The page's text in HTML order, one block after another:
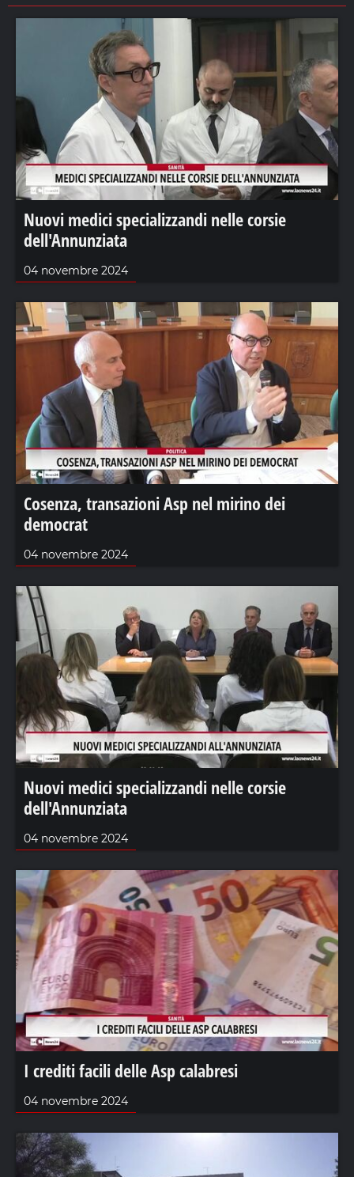
Nuovi medici specializzandi nelle corsie
dell'Annunziata
04 novembre 2024
Cosenza, transazioni Asp nel mirino dei
democrat
04 novembre 2024
Nuovi medici specializzandi nelle corsie
dell'Annunziata
04 novembre 2024
I crediti facili delle Asp calabresi
04 novembre 2024